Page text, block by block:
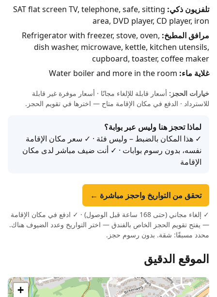
تلفزيون ذكي: SAT flat screen TV, telephone, safe, sitting
area, DVD player, CD player, iron
مرافق المطبخ: Refrigerator with freezer, stove, oven,
dish washer, microwave, kettle, kitchen utensils,
cupboard, toaster, coffee maker
غلاية ماء:
خيارات الحجز: أسعار قابلة للإلغاء مجانًا · أسعار موفرة غير قابلة
للاسترداد · الدفع في مكان الإقامة متاح — اخترها في تقويم الحجز.
لماذا تحجز هنا وليس عبر بوابة؟
✓ هذا المكان بالضبط – وليس فئة · ✓ سعر مكان الإقامة
نفسه، بدون رسوم بوابات · ✓ أنت ضيف مباشر لدى مكان
الإقامة
تحقق من التواريخ واحجز مباشرة ←
✓ إلغاء مجاني (حتى 168 ساعة قبل الوصول) · ✓ ادفع في مكان الإقامة
— يفتح تقويم الحجز الخاص بالفندق — اختر التواريخ وعدد الضيوف هناك.
محدد مسبقًا: شقة. بدون رسوم حجز.
الموقع الدقيق
+